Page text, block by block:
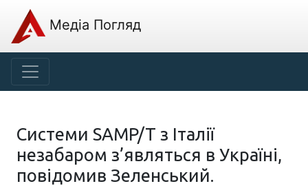
Медіа Погляд
Системи SAMP/T з Італії
незабаром з’являться в Україні,
повідомив Зеленський.